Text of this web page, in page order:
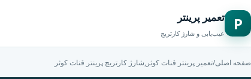
P تعمیر پرینتر
عیب‌یابی و شارژ کارتریج
صفحه اصلی/تعمیر پرینتر قنات کوثر,شارژ کارتریج پرینتر قنات کوثر